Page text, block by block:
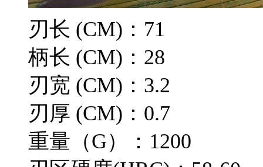
刃长 (CM)：71
柄长 (CM)：28
刃宽 (CM)：3.2
刃厚 (CM)：0.7
重量（G）：1200